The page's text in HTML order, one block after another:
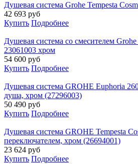
Душевая система Grohe Tempesta
42 693 руб
Купить Подробнее
Душевая система со смесителем
23061003 хром
54 600 руб
Купить Подробнее
Душевая система GROHE Euphoria
душа, хром (27296003)
50 490 руб
Купить Подробнее
Душевая система GROHE Tempesta
переключателем, хром (26694001)
23 624 руб
Купить Подробнее